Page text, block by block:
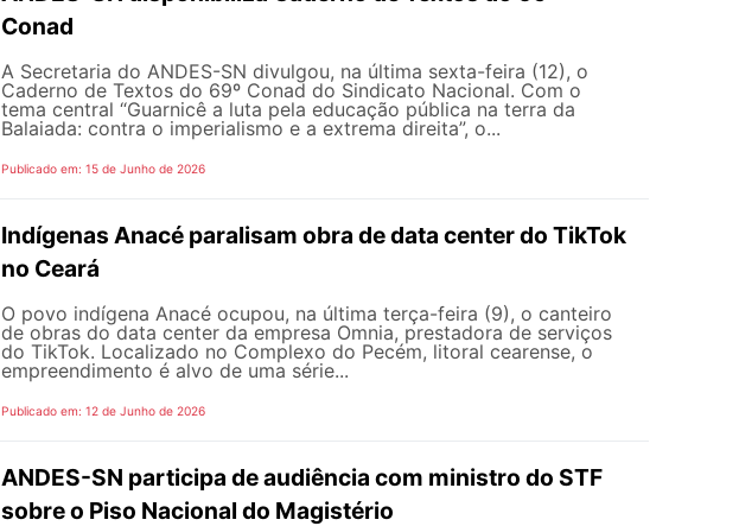
Conad
A Secretaria do ANDES-SN divulgou, na última sexta-feira (12), o
Caderno de Textos do 69º Conad do Sindicato Nacional. Com o
tema central “Guarnicê a luta pela educação pública na terra da
Balaiada: contra o imperialismo e a extrema direita”, o...
Publicado em: 15 de Junho de 2026
Indígenas Anacé paralisam obra de data center do TikTok
no Ceará
O povo indígena Anacé ocupou, na última terça-feira (9), o canteiro
de obras do data center da empresa Omnia, prestadora de serviços
do TikTok. Localizado no Complexo do Pecém, litoral cearense, o
empreendimento é alvo de uma série...
Publicado em: 12 de Junho de 2026
ANDES-SN participa de audiência com ministro do STF
sobre o Piso Nacional do Magistério